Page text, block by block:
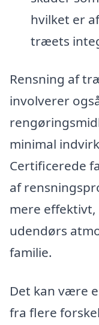
hvilket er
træets
Rensning af
involverer
minimal
Certificerede
af
mere
udendørs
familie.
Det kan være
fra flere